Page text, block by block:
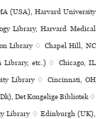
(USA), Harvard University
Library, Harvard Medical
Library ♢ Chapel Hill, NC
Library, etc.) ♢ Chicago, IL
Library ♢ Cincinnati, OH
Det Kongelige Bibliotek ♢
Library ♢ Edinburgh (UK),